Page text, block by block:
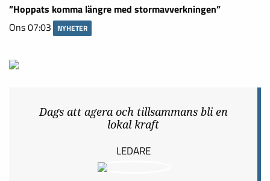
”Hoppats komma längre med stormavverkningen”
Ons 07:03
NYHETER
Dags att agera och tillsammans bli en
lokal kraft
LEDARE